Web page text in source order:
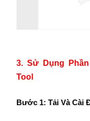
3. Sử Dụng Phần
Tool
Bước 1: Tải Và Cài